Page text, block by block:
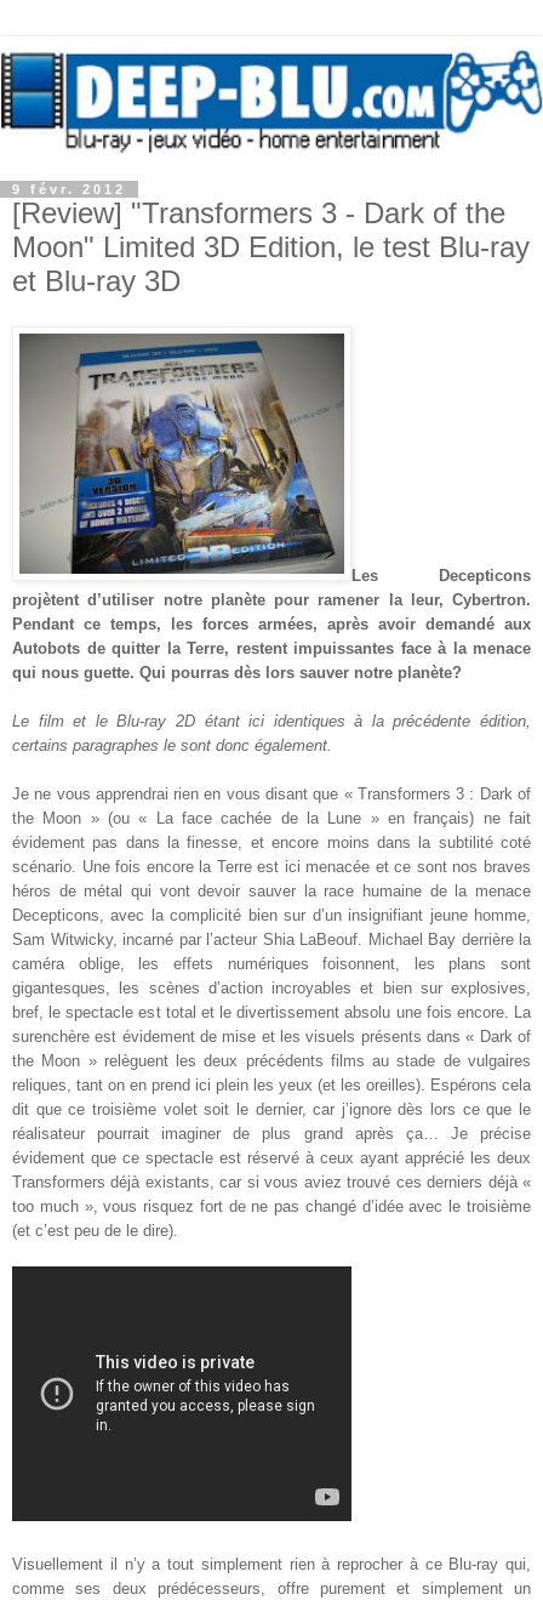
9 févr. 2012
[Review] "Transformers 3 - Dark of the
Moon" Limited 3D Edition, le test Blu-ray
et Blu-ray 3D
Les Decepticons
projètent d’utiliser notre planète pour ramener la leur, Cybertron.
Pendant ce temps, les forces armées, après avoir demandé aux
Autobots de quitter la Terre, restent impuissantes face à la menace
qui nous guette. Qui pourras dès lors sauver notre planète?
Le film et le Blu-ray 2D étant ici identiques à la précédente édition,
certains paragraphes le sont donc également.
Je ne vous apprendrai rien en vous disant que « Transformers 3 : Dark of
the Moon » (ou « La face cachée de la Lune » en français) ne fait
évidement pas dans la finesse, et encore moins dans la subtilité coté
scénario. Une fois encore la Terre est ici menacée et ce sont nos braves
héros de métal qui vont devoir sauver la race humaine de la menace
Decepticons, avec la complicité bien sur d’un insignifiant jeune homme,
Sam Witwicky, incarné par l’acteur Shia LaBeouf. Michael Bay derrière la
caméra oblige, les effets numériques foisonnent, les plans sont
gigantesques, les scènes d’action incroyables et bien sur explosives,
bref, le spectacle est total et le divertissement absolu une fois encore. La
surenchère est évidement de mise et les visuels présents dans « Dark of
the Moon » relèguent les deux précédents films au stade de vulgaires
reliques, tant on en prend ici plein les yeux (et les oreilles). Espérons cela
dit que ce troisième volet soit le dernier, car j’ignore dès lors ce que le
réalisateur pourrait imaginer de plus grand après ça… Je précise
évidement que ce spectacle est réservé à ceux ayant apprécié les deux
Transformers déjà existants, car si vous aviez trouvé ces derniers déjà «
too much », vous risquez fort de ne pas changé d’idée avec le troisième
(et c’est peu de le dire).
Visuellement il n’y a tout simplement rien à reprocher à ce Blu-ray qui,
comme ses deux prédécesseurs, offre purement et simplement un